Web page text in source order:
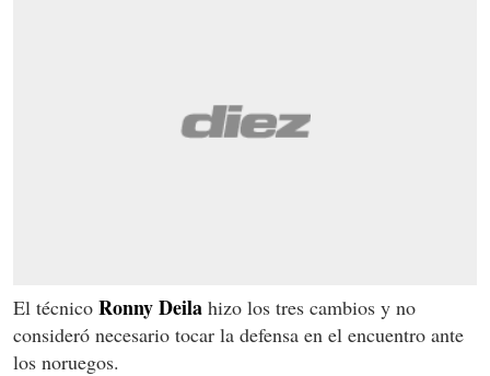
El técnico Ronny Deila hizo los tres cambios y no
consideró necesario tocar la defensa en el encuentro ante
los noruegos.